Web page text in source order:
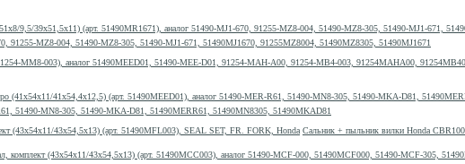
91255-MZ8-004, 51490-MZ8-305, 51490-MJ1-671, 51490MJ1670, 91255MZ8004, 51490MZ8305, 51490MJ1671
51490-MN8-305, 51490-MKA-D81, 51490MERR61, 51490MN8305, 51490MKAD81
Сальник + пыльник вилки Honda